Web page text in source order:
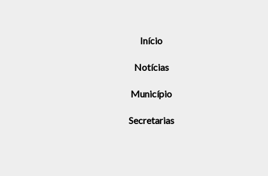
Início
Notícias
Município
Secretarias